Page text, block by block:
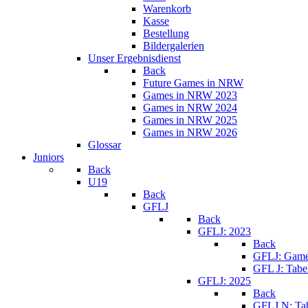
Warenkorb
Kasse
Bestellung
Bildergalerien
Unser Ergebnisdienst
Back
Future Games in NRW
Games in NRW 2023
Games in NRW 2024
Games in NRW 2025
Games in NRW 2026
Glossar
Juniors
Back
U19
Back
GFLJ
Back
GFLJ: 2023
Back
GFLJ:
GFL J:
GFLJ: 2025
Back
GFLJ N: